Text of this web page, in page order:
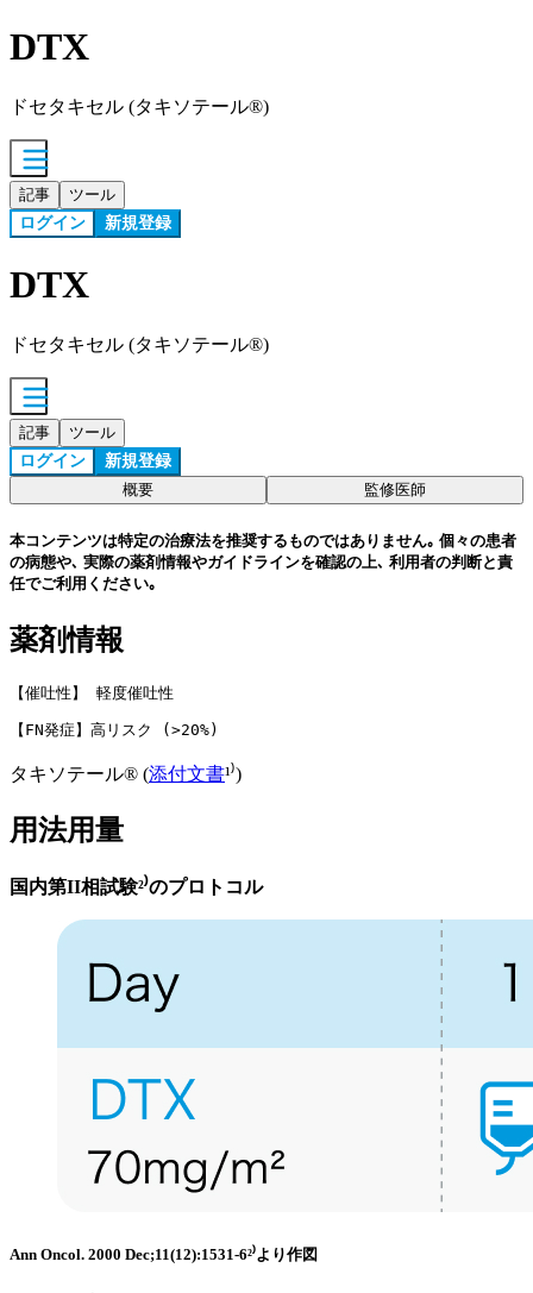
DTX
ドセタキセル (タキソテール®)
記事 ツール
ログイン 新規登録
DTX
ドセタキセル (タキソテール®)
記事 ツール
ログイン 新規登録
概要 監修医師
本コンテンツは特定の治療法を推奨するものではありません｡ 個々の患者
の病態や､ 実際の薬剤情報やガイドラインを確認の上､ 利用者の判断と責
任でご利用ください｡
薬剤情報
【催吐性】 軽度催吐性
【FN発症】高リスク (>20%)
タキソテール® (添付文書¹⁾)
用法用量
国内第II相試験²⁾のプロトコル
Ann Oncol. 2000 Dec;11(12):1531-6²⁾より作図